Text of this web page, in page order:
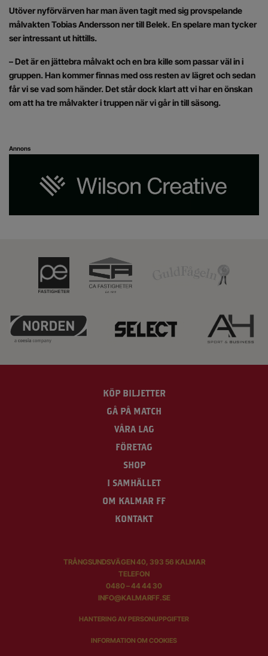
Utöver nyförvärven har man även tagit med sig provspelande
målvakten Tobias Andersson ner till Belek. En spelare man tycker
ser intressant ut hittills.
– Det är en jättebra målvakt och en bra kille som passar väl in i
gruppen. Han kommer finnas med oss resten av lägret och sedan
får vi se vad som händer. Det står dock klart att vi har en önskan
om att ha tre målvakter i truppen när vi går in till säsong.
Annons
KÖP BILJETTER
GÅ PÅ MATCH
VÅRA LAG
FÖRETAG
SHOP
I SAMHÄLLET
OM KALMAR FF
KONTAKT
TRÅNGSUNDSVÄGEN 40, 393 56 KALMAR
TELEFON
0480 – 44 44 30
INFO@KALMARFF.SE
HANTERING AV PERSONUPPGIFTER
INFORMATION OM COOKIES